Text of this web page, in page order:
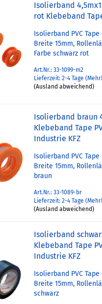
Isolierband
rot Klebeband
Isolierband PVC
Breite 15mm,
Farbe schwarz rot
Art.Nr.: 33-1099-m2
Lieferzeit: 2-4 Tage
(Ausland abweichend)
Isolierband braun
Klebeband Tape
Industrie KFZ
Isolierband PVC
Breite 15mm,
braun
Art.Nr.: 33-1089-br
Lieferzeit: 2-4 Tage
(Ausland abweichend)
Isolierband
Klebeband Tape
Industrie KFZ
Isolierband PVC
Breite 15mm,
schwarz